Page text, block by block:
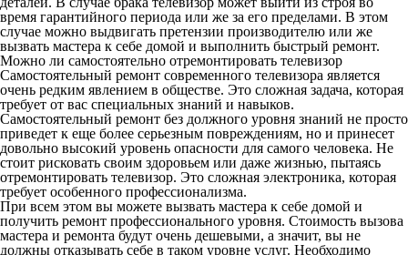
время гарантийного периода или же за его пределами. В этом
случае можно выдвигать претензии производителю или же
вызвать мастера к себе домой и выполнить быстрый ремонт.
Можно ли самостоятельно отремонтировать телевизор
Самостоятельный ремонт современного телевизора является
очень редким явлением в обществе. Это сложная задача, которая
требует от вас специальных знаний и навыков.
Самостоятельный ремонт без должного уровня знаний не просто
приведет к еще более серьезным повреждениям, но и принесет
довольно высокий уровень опасности для самого человека. Не
стоит рисковать своим здоровьем или даже жизнью, пытаясь
отремонтировать телевизор. Это сложная электроника, которая
требует особенного профессионализма.
При всем этом вы можете вызвать мастера к себе домой и
получить ремонт профессионального уровня. Стоимость вызова
мастера и ремонта будут очень дешевыми, а значит, вы не
должны отказывать себе в таком уровне услуг. Необходимо